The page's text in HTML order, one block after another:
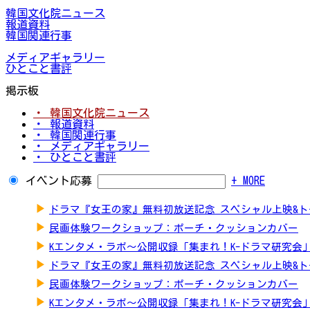
韓国文化院ニュース
報道資料
韓国関連行事
メディアギャラリー
ひとこと書評
掲示板
・ 韓国文化院ニュース
・ 報道資料
・ 韓国関連行事
・ メディアギャラリー
・ ひとこと書評
イベント応募 + MORE
▶ ドラマ『女王の家』無料初放送記念 スペシャル上映&
▶ 民画体験ワークショップ：ポーチ・クッションカバー
▶ Kエンタメ・ラボ～公開収録「集まれ！K-ドラマ研究会」
▶ ドラマ『女王の家』無料初放送記念 スペシャル上映&
▶ 民画体験ワークショップ：ポーチ・クッションカバー
▶ Kエンタメ・ラボ～公開収録「集まれ！K-ドラマ研究会」